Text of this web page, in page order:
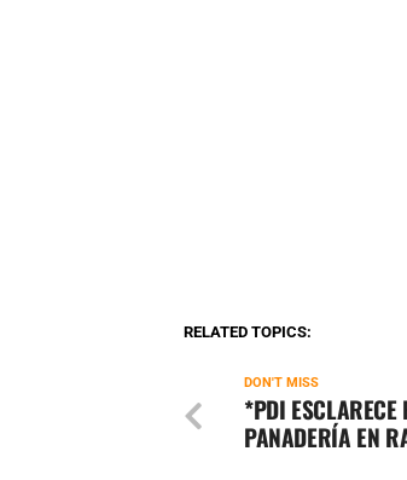
RELATED TOPICS:
DON'T MISS
*PDI ESCLARECE
PANADERÍA EN